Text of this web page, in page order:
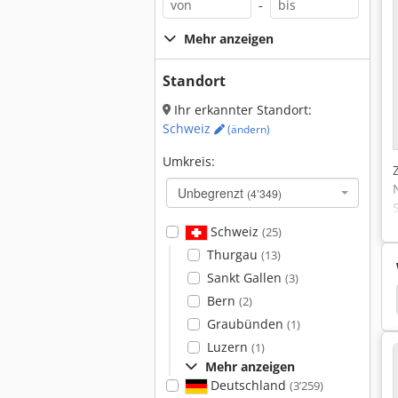
-
Mehr anzeigen
Standort
Ihr erkannter Standort:
Schweiz
(ändern)
Umkreis:
Unbegrenzt (4’349)
Schweiz (25)
Thurgau (13)
Sankt Gallen (3)
Bern (2)
Graubünden (1)
Luzern (1)
Mehr anzeigen
Deutschland (3’259)
Fasti Abkantbank Schechtl